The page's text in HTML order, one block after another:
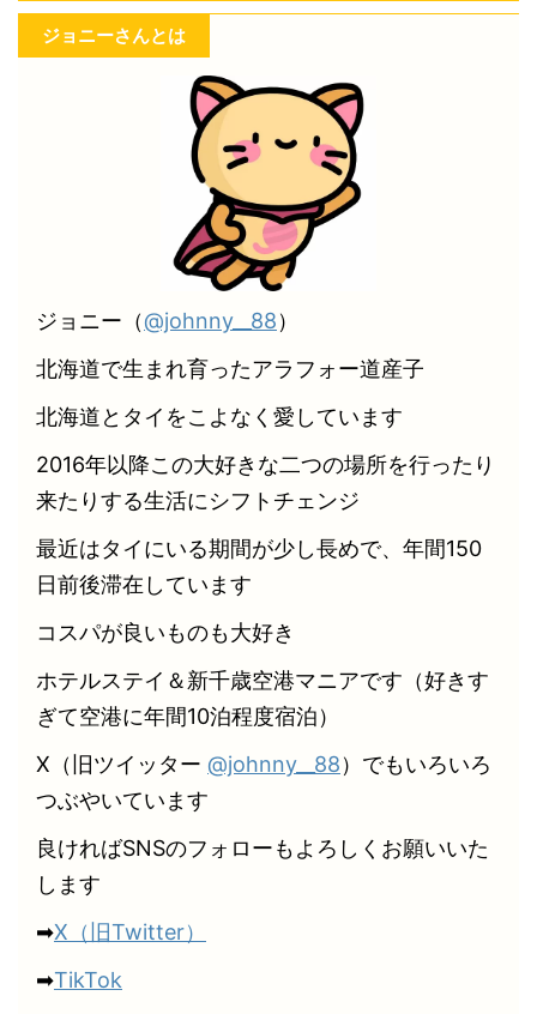
ジョニーさんとは
ジョニー（@johnny__88）
北海道で生まれ育ったアラフォー道産子
北海道とタイをこよなく愛しています
2016年以降この大好きな二つの場所を行ったり
来たりする生活にシフトチェンジ
最近はタイにいる期間が少し長めで、年間150
日前後滞在しています
コスパが良いものも大好き
ホテルステイ＆新千歳空港マニアです（好きす
ぎて空港に年間10泊程度宿泊）
X（旧ツイッター @johnny__88）でもいろいろ
つぶやいています
良ければSNSのフォローもよろしくお願いいた
します
➡X（旧Twitter）
➡TikTok